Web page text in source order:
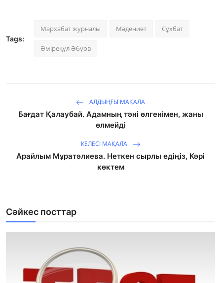
Tags:
Мархабат журналы Мәдениет Сұхбат
Әміреқұл Әбуов
АЛДЫҢҒЫ МАҚАЛА
Бағдат Қалаубай. Адамның тәні өлгенімен, жаны
өлмейді
КЕЛЕСІ МАҚАЛА
Арайлым Мұратәлиева. Неткен сырлы едіңіз, Кәрі
көктем
Сәйкес посттар